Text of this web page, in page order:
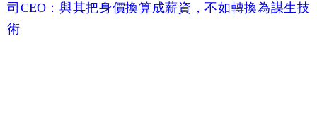
司CEO：與其把身價換算成薪資，不如轉換為謀生技
術